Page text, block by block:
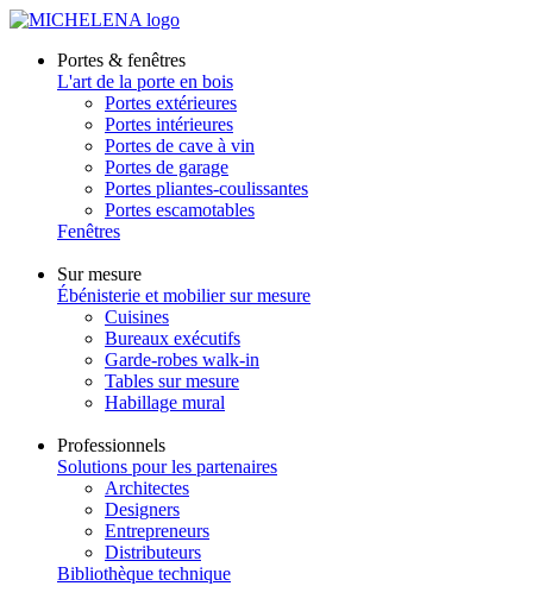
Portes & fenêtres
L'art de la porte en bois
Portes extérieures
Portes intérieures
Portes de cave à vin
Portes de garage
Portes pliantes-coulissantes
Portes escamotables
Fenêtres
Sur mesure
Ébénisterie et mobilier sur mesure
Cuisines
Bureaux exécutifs
Garde-robes walk-in
Tables sur mesure
Habillage mural
Professionnels
Solutions pour les partenaires
Architectes
Designers
Entrepreneurs
Distributeurs
Bibliothèque technique